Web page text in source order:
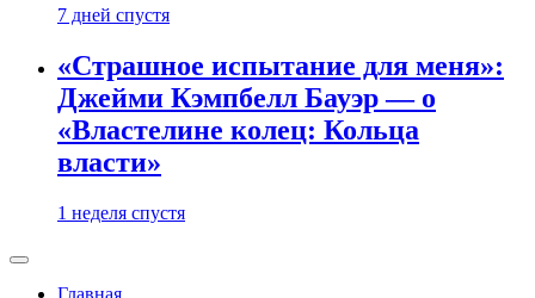
7 дней спустя
«Страшное испытание для меня»:
Джейми Кэмпбелл Бауэр — о
«Властелине колец: Кольца
власти»
1 неделя спустя
Главная